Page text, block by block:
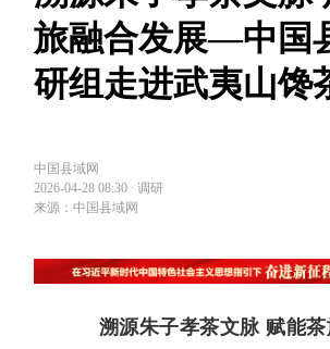
旅融合发展—中国
研组走进武夷山馋
中国县域网
2026-04-28 08:30 ∙调研
来源：中国县域网
溯源朱子孝茶文脉 赋能